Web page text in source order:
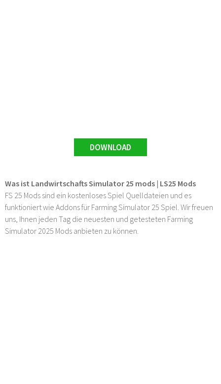
DOWNLOAD
Was ist Landwirtschafts Simulator 25 mods | LS25 Mods
FS 25 Mods sind ein kostenloses Spiel Quelldateien und es
funktioniert wie Addons für Farming Simulator 25 Spiel. Wir freuen
uns, Ihnen jeden Tag die neuesten und getesteten Farming
Simulator 2025 Mods anbieten zu können.